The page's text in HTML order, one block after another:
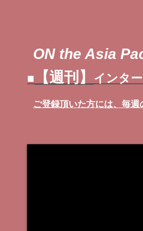
ON the Asia
■ 【週刊】 インタ
ご登録頂いた方には、 毎週